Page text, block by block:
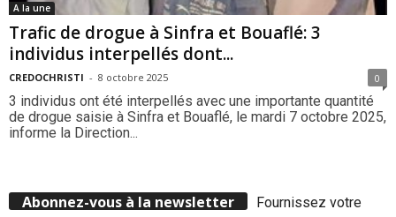
A la une
Trafic de drogue à Sinfra et Bouaflé: 3
individus interpellés dont...
CREDOCHRISTI - 8 octobre 2025 0
3 individus ont été interpellés avec une importante quantité
de drogue saisie à Sinfra et Bouaflé, le mardi 7 octobre 2025,
informe la Direction...
Abonnez-vous à la newsletter
Fournissez votre